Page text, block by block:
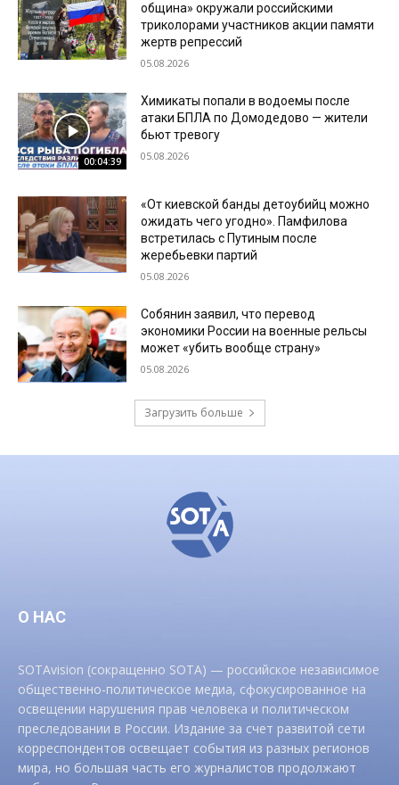
община» окружали российскими
триколорами участников акции памяти
жертв репрессий
05.08.2026
00:04:39
Химикаты попали в водоемы после
атаки БПЛА по Домодедово — жители
бьют тревогу
05.08.2026
«От киевской банды детоубийц можно
ожидать чего угодно». Памфилова
встретилась с Путиным после
жеребьевки партий
05.08.2026
Собянин заявил, что перевод
экономики России на военные рельсы
может «убить вообще страну»
05.08.2026
Загрузить больше
О НАС
SOTAvision (сокращенно SOTA) — российское независимое
общественно-политическое медиа, сфокусированное на
освещении нарушения прав человека и политическом
преследовании в России. Издание за счет развитой сети
корреспондентов освещает события из разных регионов
мира, но большая часть его журналистов продолжают